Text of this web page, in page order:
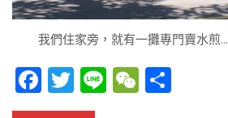
我們住家旁，就有一攤專門賣水煎…
Facebook
Twitter
LineWeChat